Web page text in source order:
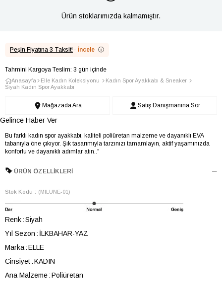
Ürün stoklarımızda kalmamıştır.
Peşin Fiyatına 3 Taksit! · İncele ⓘ
Tahmini Kargoya Teslim: 3 gün içinde
Anasayfa Elle Kadın Koleksiyonu
Kadın Spor Ayakkabı & Sneaker
Siyah Kadın Spor Ayakkabı
Mağazada Ara Satış Danışmanına Sor
Gelince Haber Ver
Bu farklı kadın spor ayakkabı, kaliteli poliüretan malzeme ve dayanıklı EVA
tabanıyla öne çıkıyor. Şık tasarımıyla tarzınızı tamamlayın, aktif yaşamınızda
konforlu ve dayanıklı adımlar atın.."
ÜRÜN ÖZELLIKLERI
Stok Kodu (MILUNE-01)
Renk Siyah
Yıl Sezon
İLKBAHAR-YAZ
Marka ELLE
Cinsiyet KADIN
Ana Malzeme Poliüretan